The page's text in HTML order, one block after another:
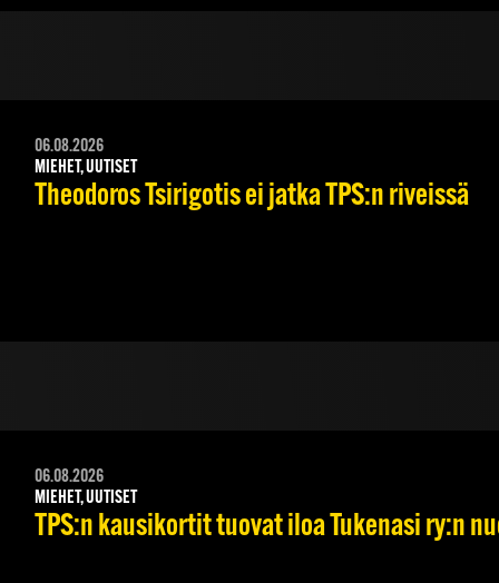
06.08.2026
MIEHET, UUTISET
Theodoros Tsirigotis ei jatka TPS:n riveissä
06.08.2026
MIEHET, UUTISET
TPS:n kausikortit tuovat iloa Tukenasi ry:n